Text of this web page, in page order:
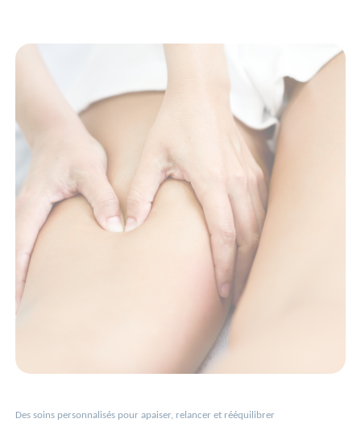
Des soins personnalisés pour apaiser, relancer et rééquilibrer